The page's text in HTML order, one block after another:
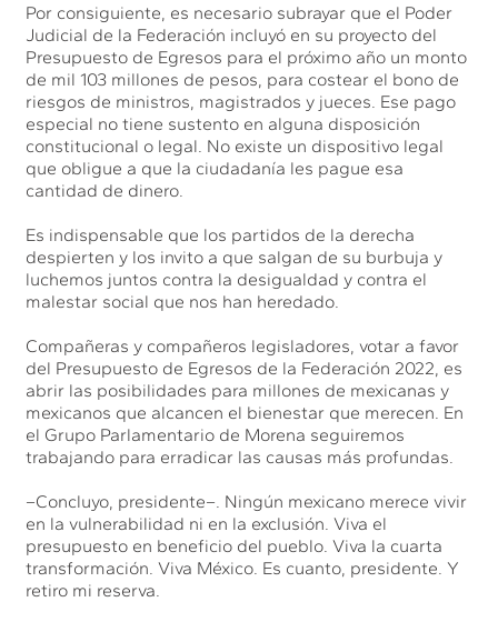
Por consiguiente, es necesario subrayar que el Poder
Judicial de la Federación incluyó en su proyecto del
Presupuesto de Egresos para el próximo año un monto
de mil 103 millones de pesos, para costear el bono de
riesgos de ministros, magistrados y jueces. Ese pago
especial no tiene sustento en alguna disposición
constitucional o legal. No existe un dispositivo legal
que obligue a que la ciudadanía les pague esa
cantidad de dinero.
Es indispensable que los partidos de la derecha
despierten y los invito a que salgan de su burbuja y
luchemos juntos contra la desigualdad y contra el
malestar social que nos han heredado.
Compañeras y compañeros legisladores, votar a favor
del Presupuesto de Egresos de la Federación 2022, es
abrir las posibilidades para millones de mexicanas y
mexicanos que alcancen el bienestar que merecen. En
el Grupo Parlamentario de Morena seguiremos
trabajando para erradicar las causas más profundas.
–Concluyo, presidente–. Ningún mexicano merece vivir
en la vulnerabilidad ni en la exclusión. Viva el
presupuesto en beneficio del pueblo. Viva la cuarta
transformación. Viva México. Es cuanto, presidente. Y
retiro mi reserva.